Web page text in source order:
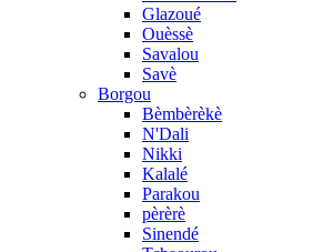
Glazoué
Ouèssè
Savalou
Savè
Borgou
Bèmbèrèkè
N'Dali
Nikki
Kalalé
Parakou
pèrèrè
Sinendé